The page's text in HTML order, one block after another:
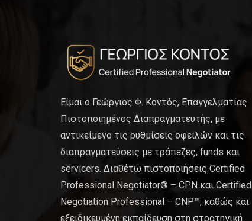
Είμαι ο Γεώργιος Φ. Κοντός, Επαγγελματίας
Πιστοποιημένος Διαπραγματευτής, με
αντικείμενο τις ρυθμίσεις οφειλών και τις
διαπραγματεύσεις με τράπεζες, funds και
servicers. Διαθέτω πιστοποιήσεις Certified
Professional Negotiator® – CPN και Certified
Negotiation Professional – CNP™, καθώς και
εξειδικευμένη εκπαίδευση στη στρατηγική